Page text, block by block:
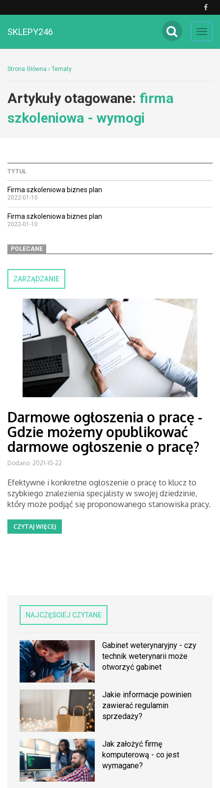
SKLEPY246
Strona Główna Tematy
Artykuły otagowane: firma
szkoleniowa - wymogi
TYTUŁ
Firma szkoleniowa biznes plan
2022-01-10
Firma szkoleniowa biznes plan
2022-01-10
POLECANE
ZARZĄDZANIE
Darmowe ogłoszenia o pracę -
Gdzie możemy opublikować
darmowe ogłoszenie o pracę?
Dodano: 2021-10-22
Efektywne i konkretne ogłoszenie o pracę to klucz to
szybkiego znalezienia specjalisty w swojej dziedzinie,
który może podjąć się proponowanego stanowiska pracy.
CZYTAJ WIĘCEJ
NAJCZĘŚCIEJ CZYTANE
Gabinet weterynaryjny - czy
technik weterynarii może
otworzyć gabinet
Jakie informacje powinien
zawierać regulamin
sprzedaży?
Jak założyć firmę
komputerową - co jest
wymagane?